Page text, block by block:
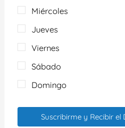
Miércoles
Jueves
Viernes
Sábado
Domingo
Suscribirme y Recibir el